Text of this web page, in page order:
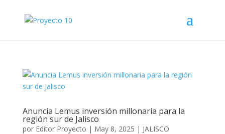
Anuncia Lemus inversión millonaria para la
región sur de Jalisco
por Editor Proyecto | May 8, 2025 | JALISCO